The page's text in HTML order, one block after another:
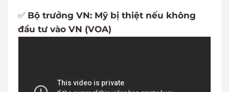
✅ Bộ trưởng VN: Mỹ bị thiệt nếu không
đầu tư vào VN (VOA)